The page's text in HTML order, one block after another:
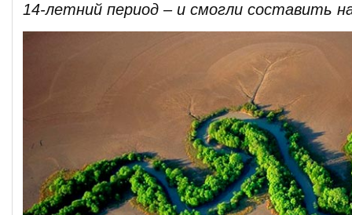
14-летний период – и смогли составить